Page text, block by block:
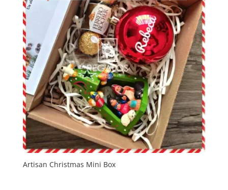
Artisan Christmas Mini Box